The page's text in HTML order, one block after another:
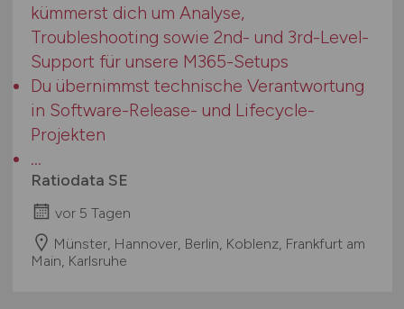
kümmerst dich um Analyse,
Troubleshooting sowie 2nd- und 3rd-Level-
Support für unsere M365-Setups
Du übernimmst technische Verantwortung
in Software-Release- und Lifecycle-
Projekten
...
Ratiodata SE
vor 5 Tagen
Münster, Hannover, Berlin, Koblenz, Frankfurt am
Main, Karlsruhe